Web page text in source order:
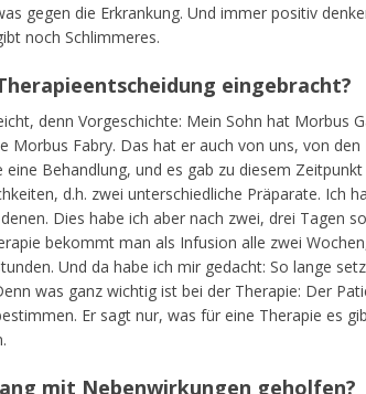
gegen die Erkrankung. Und immer positiv
noch Schlimmeres.
eingebracht?
denn Vorgeschichte: Mein Sohn hat Morbus
Morbus Fabry. Das hat er auch von uns, von
Behandlung, und es gab zu diesem
d.h. zwei unterschiedliche Präparate. Ich
Dies habe ich aber nach zwei, drei Tagen
bekommt man als Infusion alle zwei
Und da habe ich mir gedacht: So lange
was ganz wichtig ist bei der Therapie: Der
Er sagt nur, was für eine Therapie es
mit Nebenwirkungen geholfen?